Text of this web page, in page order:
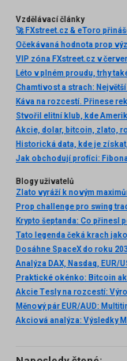
Vzdělávací články
Očekávaná hodnota prop
VIP zóna FXstreet.cz v
Káva na rozcestí. Přinese
Akcie, dolar, bitcoin, zlato,
Blogy uživatelů
Prop challenge pro swing
Tato legenda čeká krach
Dosáhne SpaceX do roku
Akcie Tesly na rozcestí:
Měnový pár EUR/AUD: